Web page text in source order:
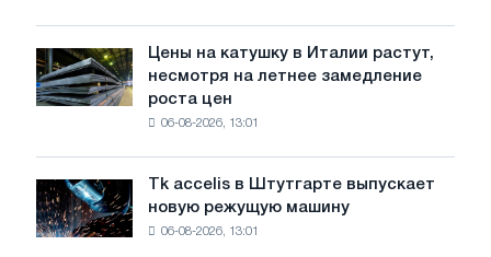
июле
с
года
Цены
на
катушку
несмотря
на
Цены на катушку в Италии растут,
несмотря на летнее замедление
роста цен
06-08-2026, 13:01
Tk
accelis
в
Tk accelis в Штутгарте выпускает
новую режущую машину
06-08-2026, 13:01